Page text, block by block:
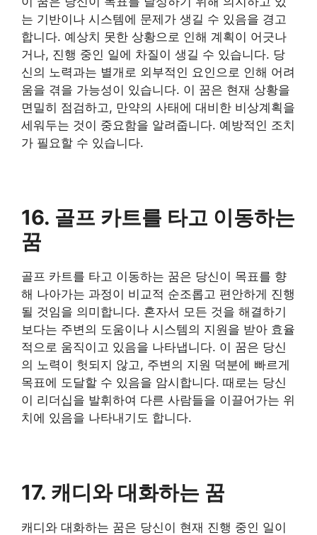
는 기반이나 시스템에 문제가 생길 수 있음을 경고
합니다. 예상치 못한 상황으로 인해 계획이 어긋나
거나, 진행 중인 일에 차질이 생길 수 있습니다. 당
신의 노력과는 별개로 외부적인 요인으로 인해 어려
움을 겪을 가능성이 있습니다. 이 꿈은 현재 상황을
면밀히 점검하고, 만약의 사태에 대비한 비상계획을
세워두는 것이 중요함을 알려줍니다. 예방적인 조치
가 필요할 수 있습니다.
​16. 골프 카트를 타고 이동하는
꿈
​골프 카트를 타고 이동하는 꿈은 당신이 목표를 향
해 나아가는 과정이 비교적 순조롭고 편안하게 진행
될 것임을 의미합니다. 혼자서 모든 것을 해결하기
보다는 주변의 도움이나 시스템의 지원을 받아 효율
적으로 움직이고 있음을 나타냅니다. 이 꿈은 당신
의 노력이 헛되지 않고, 주변의 지원 덕분에 빠르게
목표에 도달할 수 있음을 암시합니다. 때로는 당신
이 리더십을 발휘하여 다른 사람들을 이끌어가는 위
치에 있음을 나타내기도 합니다.
​17. 캐디와 대화하는 꿈
​캐디와 대화하는 꿈은 당신이 현재 진행 중인 일이